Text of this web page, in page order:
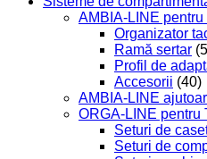
AMBIA-LINE
Organizator
Ramă sertar
Profil de
Accesorii (40)
AMBIA-LINE
ORGA-LINE pentru
Seturi de
Seturi de